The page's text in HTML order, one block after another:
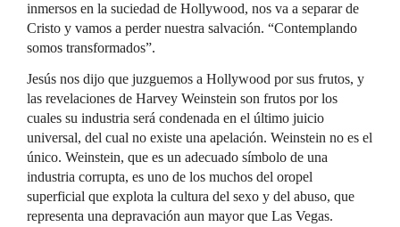
inmersos en la suciedad de Hollywood, nos va a separar de
Cristo y vamos a perder nuestra salvación. “Contemplando
somos transformados”.
Jesús nos dijo que juzguemos a Hollywood por sus frutos, y
las revelaciones de Harvey Weinstein son frutos por los
cuales su industria será condenada en el último juicio
universal, del cual no existe una apelación. Weinstein no es el
único. Weinstein, que es un adecuado símbolo de una
industria corrupta, es uno de los muchos del oropel
superficial que explota la cultura del sexo y del abuso, que
representa una depravación aun mayor que Las Vegas.